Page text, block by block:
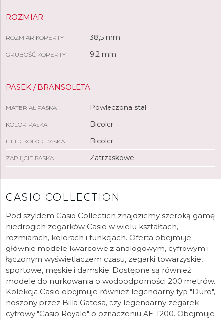
ROZMIAR
ROZMIAR KOPERTY 38,5 mm
GRUBOŚĆ KOPERTY 9,2 mm
PASEK / BRANSOLETA
MATERIAŁ PASKA Powleczona stal
KOLOR PASKA Bicolor
FILTR KOLOR PASKA Bicolor
ZAPIĘCIE PASKA Zatrzaskowe
CASIO COLLECTION
Pod szyldem Casio Collection znajdziemy szeroką gamę
niedrogich zegarków Casio w wielu kształtach,
rozmiarach, kolorach i funkcjach. Oferta obejmuje
głównie modele kwarcowe z analogowym, cyfrowym i
łączonym wyświetlaczem czasu, zegarki towarzyskie,
sportowe, męskie i damskie. Dostępne są również
modele do nurkowania o wodoodporności 200 metrów.
Kolekcja Casio obejmuje również legendarny typ "Duro",
noszony przez Billa Gatesa, czy legendarny zegarek
cyfrowy "Casio Royale" o oznaczeniu AE-1200. Obejmuje